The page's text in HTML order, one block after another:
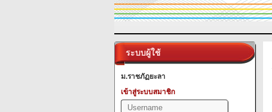
ระบบผู้ใช้
ม.ราชภัฏยะลา
เข้าสู่ระบบสมาชิก